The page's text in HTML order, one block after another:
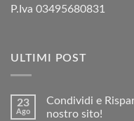
P.Iva 03495680831
ULTIMI POST
23
Ago
Condividi e
nostro sito!